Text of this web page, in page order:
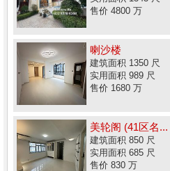
售价 4800 万
喇沙楼
建筑面积 1350 尺
实用面积 989 尺
售价 1680 万
美轮阁 (41区名...
建筑面积 850 尺
实用面积 685 尺
售价 830 万